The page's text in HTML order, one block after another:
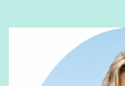
empreendedor da
cotidiana, corriqueira e cada
você já esta acostumado a ver
que possibilite distribuir não